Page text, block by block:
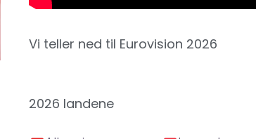
Vi teller ned til Eurovision 2026
2026 landene